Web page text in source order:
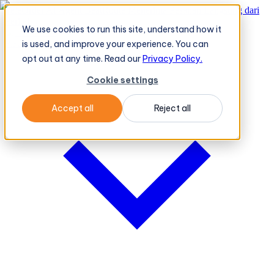
We use cookies to run this site, understand how it
is used, and improve your experience. You can
opt out at any time. Read ourPrivacy Policy.
Cookie settings
Accept all Reject all
TeleOrder AI Agent BeatRoute Menerima Pesanan Langsung dari
PlatformPlatform